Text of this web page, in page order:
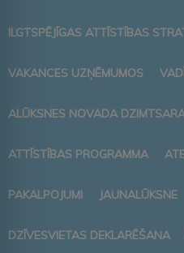
ILGTSPĒJĪGAS ATTĪSTĪBAS
VAKANCES UZŅĒMUMOS
ALŪKSNES NOVADA
ATTĪSTĪBAS PROGRAMMA
PAKALPOJUMI JAUNALŪKSNE
DZĪVESVIETAS DEKLARĒŠANA